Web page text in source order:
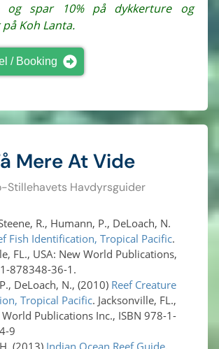
Koh Lanta.
/ Booking
Mere At Vide
Stillehavets Havdyrsguider
R., Humann, P., DeLoach, N.
Fish Identification, Tropical Pacific.
FL., USA: New World Publications,
878348-36-1.
DeLoach, N., (2010) Reef Creature
Tropical Pacific. Jacksonville, FL.,
World Publications Inc., ISBN 978-1-
9